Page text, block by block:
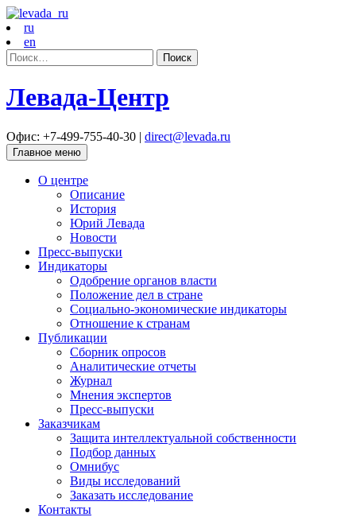
ru
en
Найти:
Левада-Центр
Офис: +7-499-755-40-30 | direct@levada.ru
Главное меню
О центре
Описание
История
Юрий Левада
Новости
Пресс-выпуски
Индикаторы
Одобрение органов власти
Положение дел в стране
Социально-экономические индикаторы
Отношение к странам
Публикации
Сборник опросов
Аналитические отчеты
Журнал
Мнения экспертов
Пресс-выпуски
Заказчикам
Защита интеллектуальной собственности
Подбор данных
Омнибус
Виды исследований
Заказать исследование
Контакты